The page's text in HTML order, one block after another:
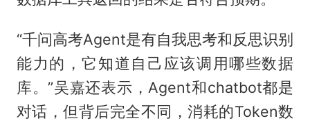
“千问高考Agent是有自我思考和反思识别
能力的，它知道自己应该调用哪些数据
库。”吴嘉还表示，Agent和chatbot都是
对话，但背后完全不同，消耗的Token数